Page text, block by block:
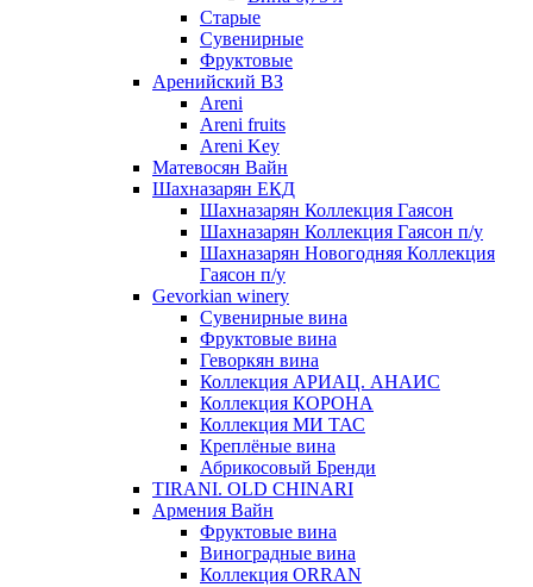
Старые
Сувенирные
Фруктовые
Аренийский ВЗ
Areni
Areni fruits
Areni Key
Матевосян Вайн
Шахназарян ЕКД
Шахназарян Коллекция Гаясон
Шахназарян Коллекция Гаясон п/у
Шахназарян Новогодняя Коллекция
Гаясон п/у
Gevorkian winery
Сувенирные вина
Фруктовые вина
Геворкян вина
Коллекция АРИАЦ. АНАИС
Коллекция КОРОНА
Коллекция МИ ТАС
Креплёные вина
Абрикосовый Бренди
TIRANI. OLD CHINARI
Армения Вайн
Фруктовые вина
Виноградные вина
Коллекция ORRAN